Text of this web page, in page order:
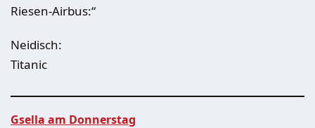
Riesen-Airbus:“
Neidisch:
Titanic
Gsella am Donnerstag